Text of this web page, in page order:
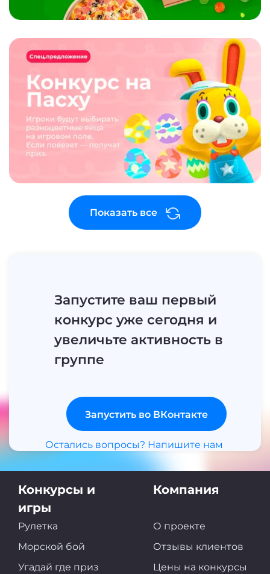
Показать все
Запустите ваш первый
конкурс уже сегодня и
увеличьте активность в
группе
Запустить во ВКонтакте
Остались вопросы? Напишите нам
Конкурсы и
игры
Рулетка
Морской бой
Угадай где приз
Компания
О проекте
Отзывы клиентов
Цены на конкурсы